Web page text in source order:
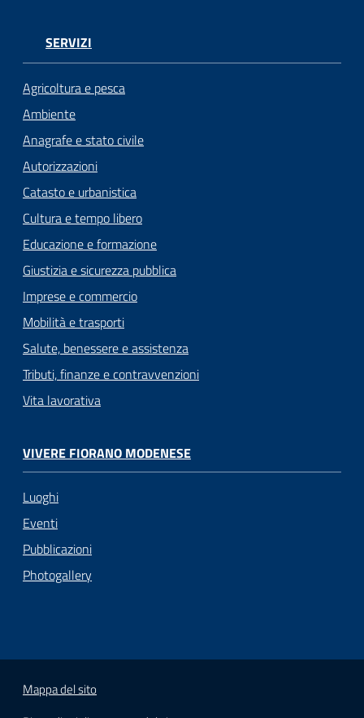
SERVIZI
Agricoltura e pesca
Ambiente
Anagrafe e stato civile
Autorizzazioni
Catasto e urbanistica
Cultura e tempo libero
Educazione e formazione
Giustizia e sicurezza pubblica
Imprese e commercio
Mobilità e trasporti
Salute, benessere e assistenza
Tributi, finanze e contravvenzioni
Vita lavorativa
VIVERE FIORANO MODENESE
Luoghi
Eventi
Pubblicazioni
Photogallery
Mappa del sito